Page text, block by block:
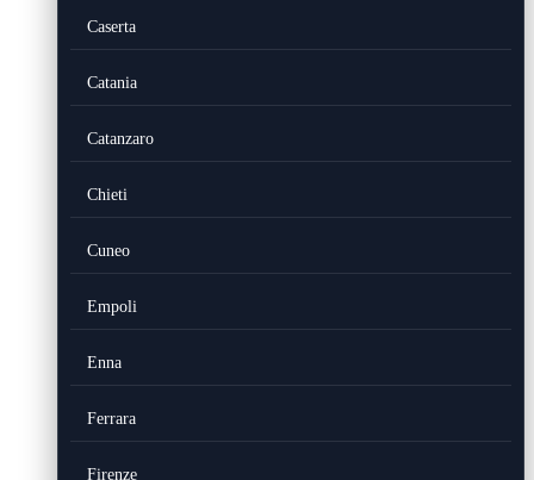
Caserta
Catania
Catanzaro
Chieti
Cuneo
Empoli
Enna
Ferrara
Firenze